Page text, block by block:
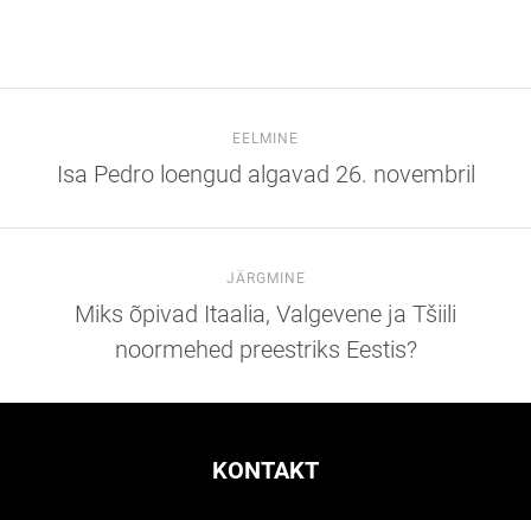
EELMINE
Isa Pedro loengud algavad 26. novembril
JÄRGMINE
Miks õpivad Itaalia, Valgevene ja Tšiili
noormehed preestriks Eestis?
KONTAKT